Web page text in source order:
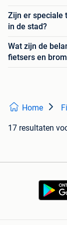
Zijn er speciale
in de stad?
Wat zijn de
fietsers en
Home
17 resultaten